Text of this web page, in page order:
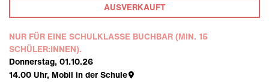
AUSVERKAUFT
NUR FÜR EINE SCHULKLASSE BUCHBAR (MIN. 15
SCHÜLER:INNEN).
Donnerstag, 01.10.26
14.00 Uhr, Mobil in der Schule